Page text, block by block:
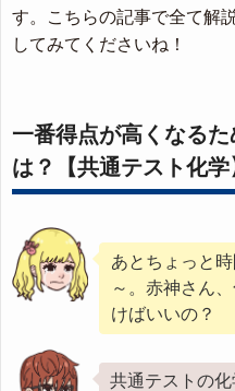
す。こちらの記事で全て解
してみてくださいね！
一番得点が高くなる
は？【共通テスト化学
あとちょっと
～。赤神さん
けばいいの？
共通テストの